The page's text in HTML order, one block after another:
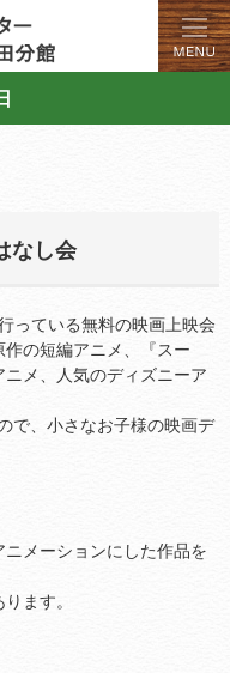
しています。
案内サイト
なし会
っている無料の映画上映会
の短編アニメ、『スー
メ、人気のディズニーア
で、小さなお子様の映画デ
メーションにした作品を
ます。